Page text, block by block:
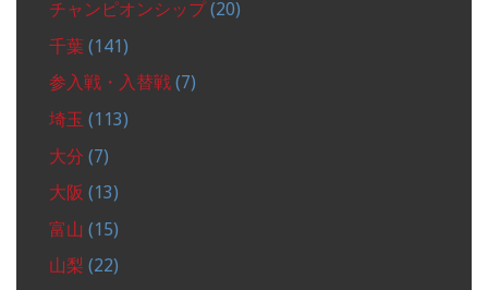
チャンピオンシップ(20)
千葉 (141)
参入戦・入替戦 (7)
埼玉 (113)
大分 (7)
大阪 (13)
富山 (15)
山梨 (22)